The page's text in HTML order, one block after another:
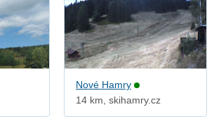
Nové Hamry
14 km, skihamry.cz